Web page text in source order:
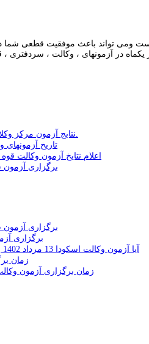
تاریخ آزمونهای
اعلام نتایخ آزمون وکالت قوه
برگزاری آزمون
برگزاری آزمون
برگزاری
ِآیا آزمون وکالت اسکودا 13 مرداد 1402 به دلیل گرما تعویق می شود؟
زمان
زمان برگزاری آزمون وکالت